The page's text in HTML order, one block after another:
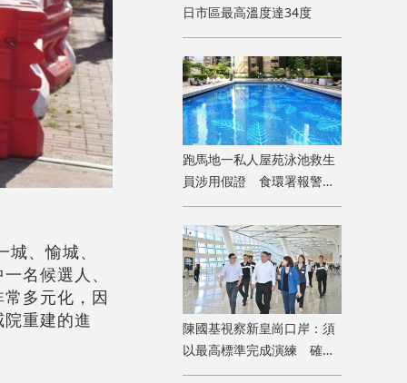
、愉城、
名候選人、
多元化，因
重建的進
日市區最高溫度達34度
跑馬地一私人屋苑泳池救生
員涉用假證 食環署報警並
關池
陳國基視察新皇崗口岸：須
以最高標準完成演練 確保
通關萬無一失